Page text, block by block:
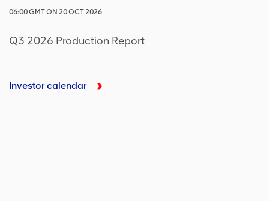
06:00GMTON 20 OCT 2026
Q3 2026 Production Report
Investor calendar